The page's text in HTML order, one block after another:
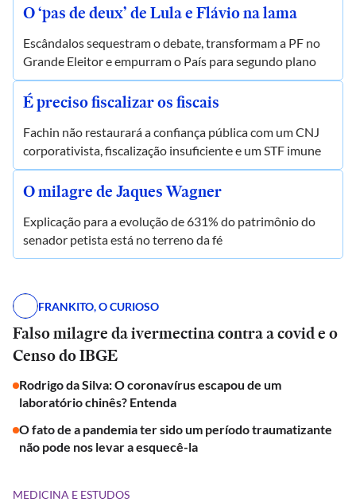
O ‘pas de deux’ de Lula e Flávio na lama
Escândalos sequestram o debate, transformam a PF no
Grande Eleitor e empurram o País para segundo plano
É preciso fiscalizar os fiscais
Fachin não restaurará a confiança pública com um CNJ
corporativista, fiscalização insuficiente e um STF imune
O milagre de Jaques Wagner
Explicação para a evolução de 631% do patrimônio do
senador petista está no terreno da fé
FRANKITO, O CURIOSO
Falso milagre da ivermectina contra a covid e o
Censo do IBGE
Rodrigo da Silva: O coronavírus escapou de um
laboratório chinês? Entenda
O fato de a pandemia ter sido um período traumatizante
não pode nos levar a esquecê-la
MEDICINA E ESTUDOS